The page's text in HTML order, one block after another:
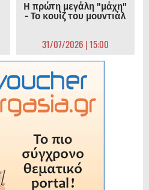
Η πρώτη μεγάλη "μάχη"
- Το κουίζ του μουντιάλ
31/07/2026 | 15:00